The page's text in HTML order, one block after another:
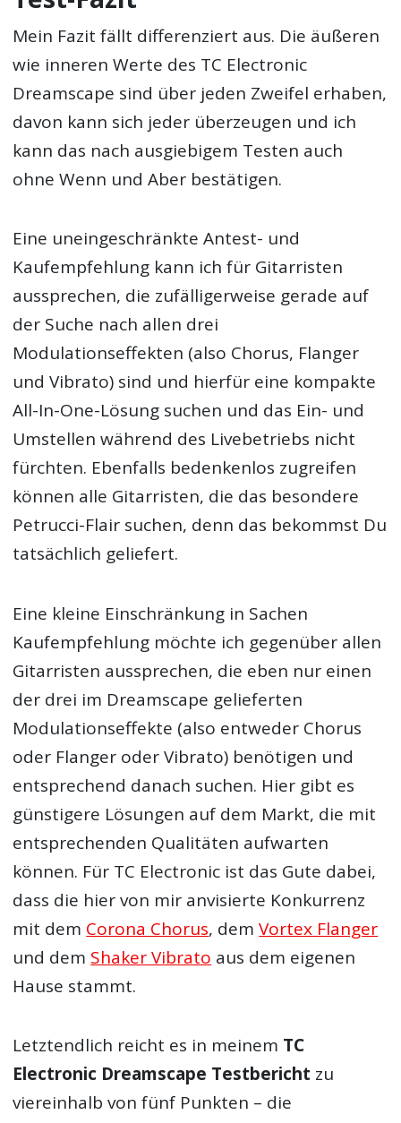
Mein Fazit fällt differenziert aus. Die äußeren
wie inneren Werte des TC Electronic
Dreamscape sind über jeden Zweifel erhaben,
davon kann sich jeder überzeugen und ich
kann das nach ausgiebigem Testen auch
ohne Wenn und Aber bestätigen.
Eine uneingeschränkte Antest- und
Kaufempfehlung kann ich für Gitarristen
aussprechen, die zufälligerweise gerade auf
der Suche nach allen drei
Modulationseffekten (also Chorus, Flanger
und Vibrato) sind und hierfür eine kompakte
All-In-One-Lösung suchen und das Ein- und
Umstellen während des Livebetriebs nicht
fürchten. Ebenfalls bedenkenlos zugreifen
können alle Gitarristen, die das besondere
Petrucci-Flair suchen, denn das bekommst Du
tatsächlich geliefert.
Eine kleine Einschränkung in Sachen
Kaufempfehlung möchte ich gegenüber allen
Gitarristen aussprechen, die eben nur einen
der drei im Dreamscape gelieferten
Modulationseffekte (also entweder Chorus
oder Flanger oder Vibrato) benötigen und
entsprechend danach suchen. Hier gibt es
günstigere Lösungen auf dem Markt, die mit
entsprechenden Qualitäten aufwarten
können. Für TC Electronic ist das Gute dabei,
dass die hier von mir anvisierte Konkurrenz
mit dem Corona Chorus, demVortex Flanger
und dem Shaker Vibrato aus dem eigenen
Hause stammt.
Letztendlich reicht es in meinem TC
Electronic Dreamscape Testbericht zu
viereinhalb von fünf Punkten – die